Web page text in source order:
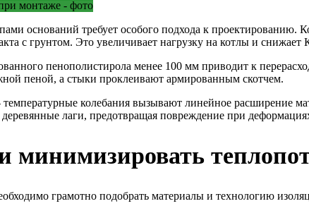
оснований требует особого подхода к проектированию.
с грунтом. Это увеличивает нагрузку на котлы и
пенополистирола менее 100 мм приводит к
пеной, а стыки проклеивают армированным скотчем.
колебания вызывают линейное расширение
лаги, предотвращая повреждение при
минимизировать
грамотно подобрать материалы и технологию